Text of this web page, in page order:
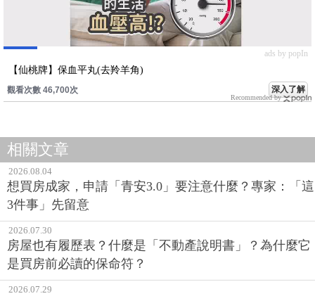
ads by popIn
【仙桃牌】保血平丸(去羚羊角)
觀看次數 46,700次 深入了解
Recommended by
相關文章
2026.08.04
想買房成家，申請「青安3.0」要注意什麼？專家：「這
3件事」先留意
2026.07.30
房屋也有履歷表？什麼是「不動產說明書」？為什麼它
是買房前必讀的保命符？
2026.07.29